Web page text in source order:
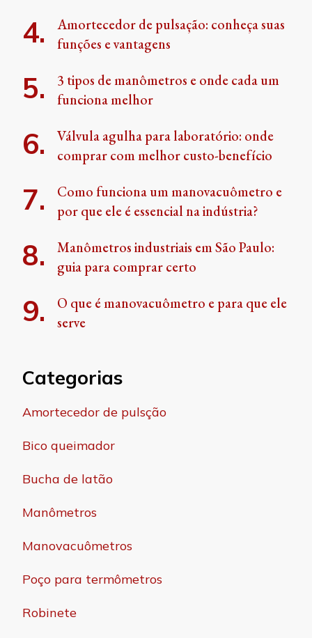
Amortecedor de pulsação: conheça suas
funções e vantagens
3 tipos de manômetros e onde cada um
funciona melhor
Válvula agulha para laboratório: onde
comprar com melhor custo-benefício
Como funciona um manovacuômetro e
por que ele é essencial na indústria?
Manômetros industriais em São Paulo:
guia para comprar certo
O que é manovacuômetro e para que ele
serve
Categorias
Amortecedor de pulsção
Bico queimador
Bucha de latão
Manômetros
Manovacuômetros
Poço para termômetros
Robinete